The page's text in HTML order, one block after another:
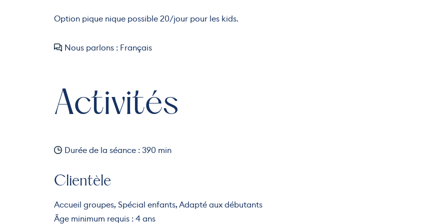
Option pique nique possible 20/jour pour les kids.
Nous parlons : Français
Activités
Durée de la séance : 390 min
Clientèle
Accueil groupes, Spécial enfants, Adapté aux débutants
Âge minimum requis : 4 ans